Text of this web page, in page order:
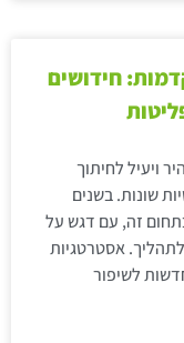
חידושים
ויעיל לחיתוך
שונות. בשנים
זה, עם דגש על
אסטרטגיות
לשיפור